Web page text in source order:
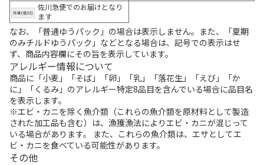
佐川急便でのお届けとなり
ます
なお、「普通ゆうパック」の場合は表示しません。また、「夏期
のみチルドゆうパック」などとなる場合は、記号での表示はせ
ず、商品内容欄にその旨を表示しています。
アレルギー情報について
商品に「小麦」「そば」「卵」「乳」「落花生」「えび」「か
に」「くるみ」のアレルギー特定8品目を含んでいる場合に品目名
を表示します。
※エビ・カニを除く魚介類（これらの魚介類を原材料として製造
された加工品も含む）は、漁獲漁法によりエビ・カニが混じって
いる場合があります。 また、これらの魚介類は、エサとしてエ
ビ・カニを食べている可能性があります。
その他